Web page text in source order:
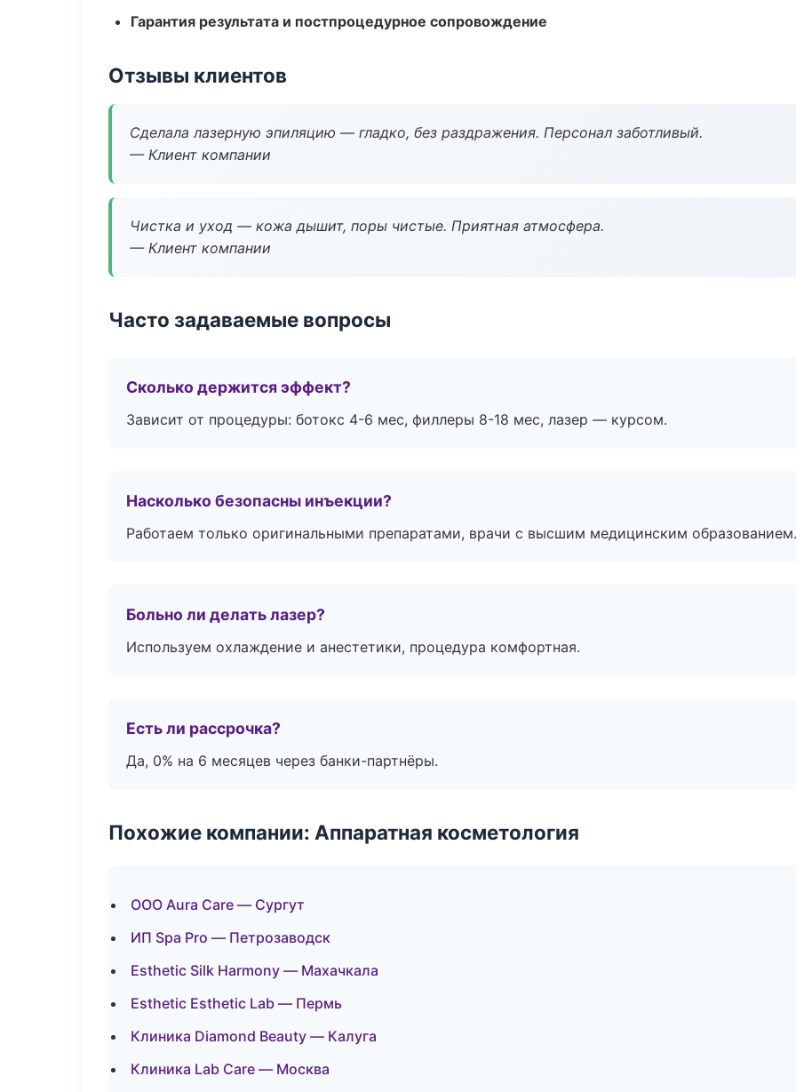
Гарантия результата и постпроцедурное сопровождение
Отзывы клиентов
Сделала лазерную эпиляцию — гладко, без раздражения. Персонал заботливый.
— Клиент компании
Чистка и уход — кожа дышит, поры чистые. Приятная атмосфера.
— Клиент компании
Часто задаваемые вопросы
Сколько держится эффект?
Зависит от процедуры: ботокс 4-6 мес, филлеры 8-18 мес, лазер — курсом.
Насколько безопасны инъекции?
Работаем только оригинальными препаратами, врачи с высшим медицинским образованием.
Больно ли делать лазер?
Используем охлаждение и анестетики, процедура комфортная.
Есть ли рассрочка?
Да, 0% на 6 месяцев через банки-партнёры.
Похожие компании: Аппаратная косметология
ООО Aura Care — Сургут
ИП Spa Pro — Петрозаводск
Esthetic Silk Harmony — Махачкала
Esthetic Esthetic Lab — Пермь
Клиника Diamond Beauty — Калуга
Клиника Lab Care — Москва